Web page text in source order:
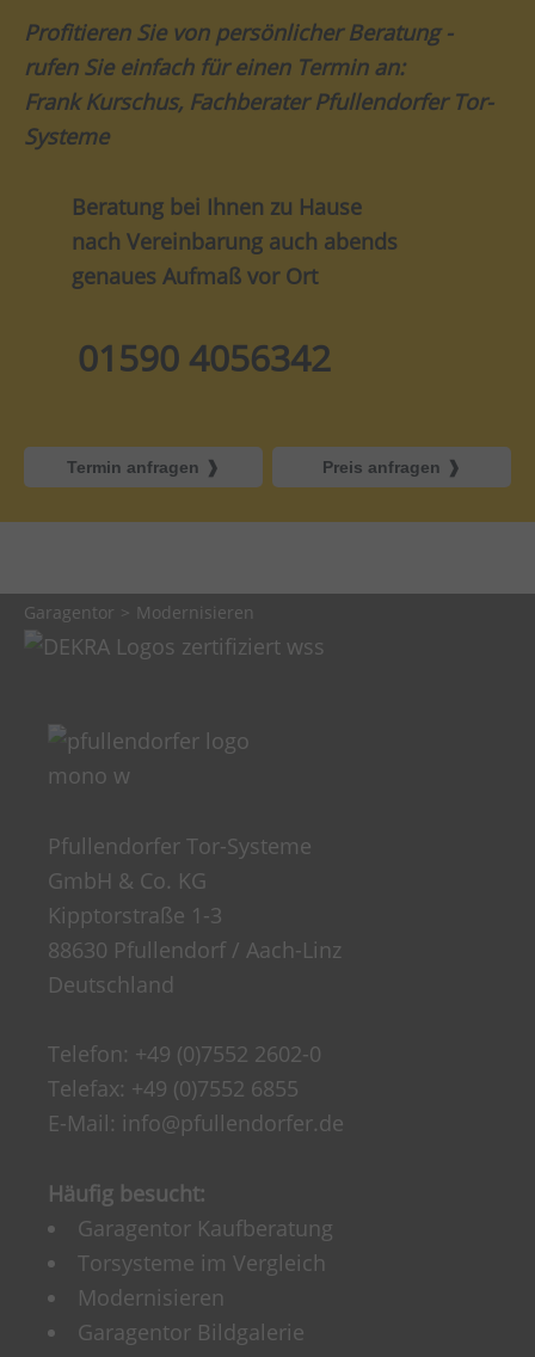
Profitieren Sie von persönlicher Beratung -
rufen Sie einfach für einen Termin an:
Frank Kurschus, Fachberater Pfullendorfer Tor-
Systeme
Beratung bei Ihnen zu Hause
nach Vereinbarung auch abends
genaues Aufmaß vor Ort
01590 4056342
Termin anfragen Preis anfragen
Garagentor Modernisieren
Pfullendorfer Tor-Systeme
GmbH & Co. KG
Kipptorstraße 1-3
88630 Pfullendorf / Aach-Linz
Deutschland
Telefon: +49 (0)7552 2602-0
Telefax: +49 (0)7552 6855
E-Mail: info@pfullendorfer.de
Häufig besucht:
Garagentor Kaufberatung
Torsysteme im Vergleich
Modernisieren
Garagentor Bildgalerie